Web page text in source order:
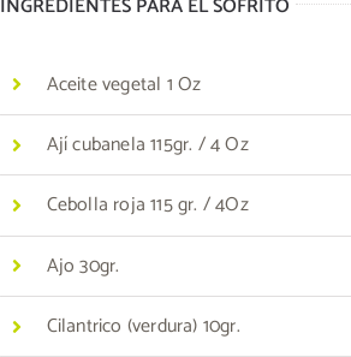
Aceite vegetal 1 Oz
Ají cubanela 115gr. / 4 Oz
Cebolla roja 115 gr. / 4Oz
Ajo 30gr.
Cilantrico (verdura) 10gr.